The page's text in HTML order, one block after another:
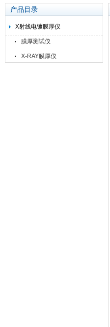
产品目录
X射线电镀膜厚仪
膜厚测试仪
X-RAY膜厚仪